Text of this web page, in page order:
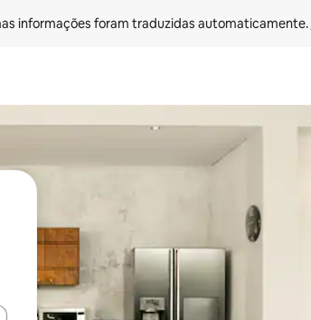
informações foram traduzidas automaticamente.